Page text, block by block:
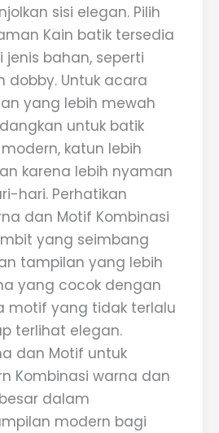
sisi elegan. Pilih
Kain batik tersedia
bahan, seperti
dobby. Untuk acara
yang lebih mewah
untuk batik
katun lebih
karena lebih nyaman
hari. Perhatikan
dan Motif Kombinasi
yang seimbang
tampilan yang lebih
yang cocok dengan
motif yang tidak terlalu
terlihat elegan.
dan Motif untuk
Kombinasi warna dan
dalam
modern bagi